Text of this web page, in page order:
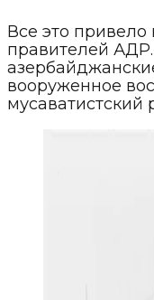
Все это привело
правителей АДР.
вооруженное
мусаватистский